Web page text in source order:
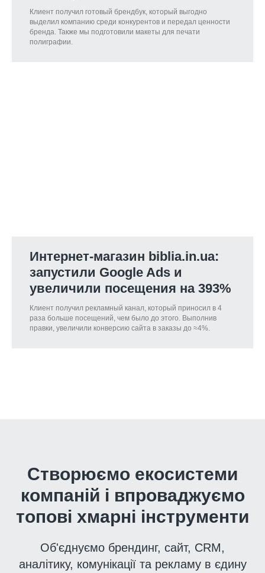
Клиент получил готовый брендбук, который выгодно
выделил компанию среди конкурентов и передал ценности
бренда. Также мы подготовили макеты для печати
полиграфии.
Интернет-магазин biblia.in.ua:
запустили Google Ads и
увеличили посещения на 393%
Клиент получил рекламный канал, который приносил в 4
раза больше посещений, чем было до этого. Выполнив
правки, увеличили конверсию сайта в заказы до ≈4%.
Створюємо екосистеми
компаній і впроваджуємо
топові хмарні інструменти
Об'єднуємо брендинг, сайт, CRM,
аналітику, комунікації та рекламу в єдину